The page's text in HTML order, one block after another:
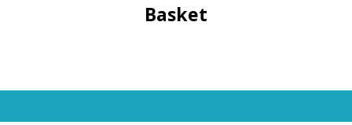
Basket